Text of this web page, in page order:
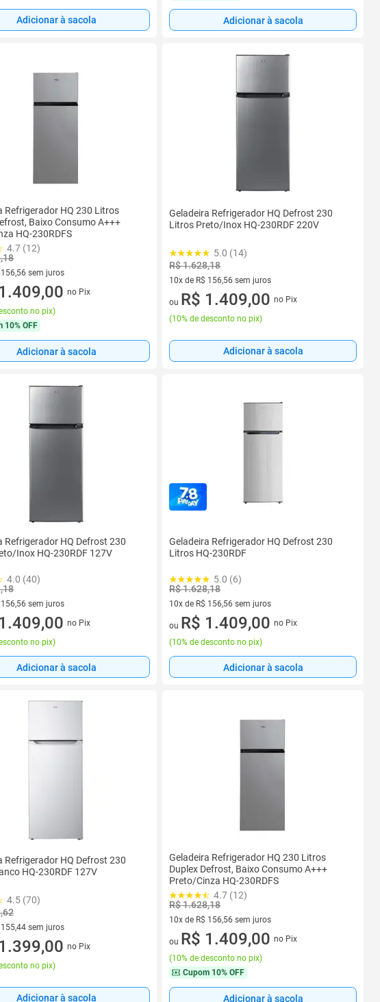
Adicionar à sacola Adicionar à sacola
Refrigerador HQ 230 Litros
Baixo Consumo A+++
HQ-230RDFS
4.7 (12)
156,56 sem juros
156,56 sem jurosno Pix
no pix)
10% OFF
Adicionar à sacola
Geladeira Refrigerador HQ Defrost 230
Litros Preto/Inox HQ-230RDF 220V
5.0 (14)
R$ 1.628,18
10x de R$ 156,56 sem juros
10 vez de R$ 156,56 sem juros
ou R$ 1.409,00 no Pix
(10% de desconto no pix)
Adicionar à sacola
Refrigerador HQ Defrost 230
Inox HQ-230RDF 127V
4.0 (40)
156,56 sem juros
156,56 sem jurosno Pix
no pix)
Adicionar à sacola
Geladeira Refrigerador HQ Defrost 230
Litros HQ-230RDF
5.0 (6)
R$ 1.628,18
10x de R$ 156,56 sem juros
10 vez de R$ 156,56 sem juros
ou R$ 1.409,00 no Pix
(10% de desconto no pix)
Adicionar à sacola
Refrigerador HQ Defrost 230
HQ-230RDF 127V
4.5 (70)
155,44 sem juros
155,44 sem jurosno Pix
no pix)
Adicionar à sacola
Geladeira Refrigerador HQ 230 Litros
Duplex Defrost, Baixo Consumo A+++
Preto/Cinza HQ-230RDFS
4.7 (12)
R$ 1.628,18
10x de R$ 156,56 sem juros
10 vez de R$ 156,56 sem juros
ou R$ 1.409,00 no Pix
(10% de desconto no pix)
Cupom 10% OFF
Adicionar à sacola